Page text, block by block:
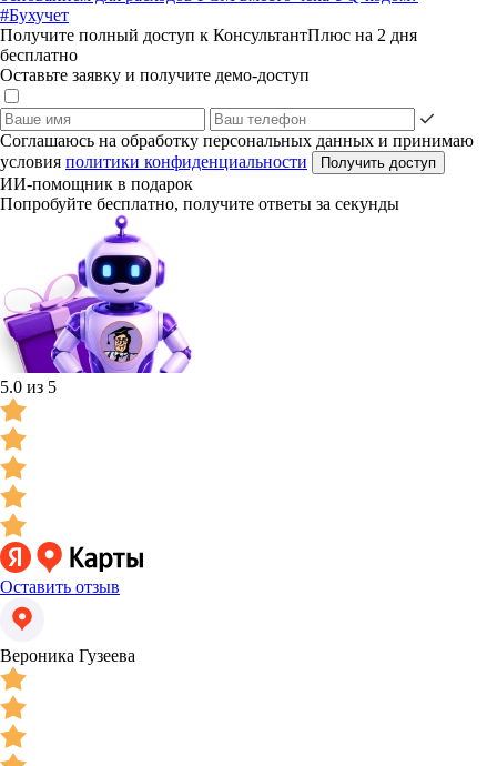
#Бухучет
Получите полный доступ к КонсультантПлюс на 2 дня
бесплатно
Оставьте заявку и получите демо-доступ
Соглашаюсь на обработку персональных данных и принимаю
условия политики конфиденциальности Получить доступ
ИИ-помощник в подарок
Попробуйте бесплатно, получите ответы за секунды
5.0 из 5
Оставить отзыв
Вероника Гузеева